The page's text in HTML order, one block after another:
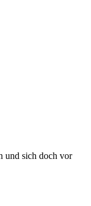
und sich doch vor